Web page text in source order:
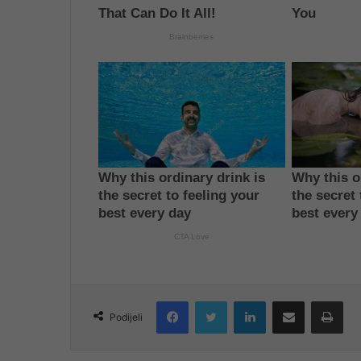
Podijeli
FacebookTwitter LinkedInShare via Email